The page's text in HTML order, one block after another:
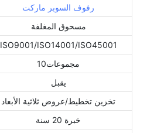
رفوف السوبر ماركت
مسحوق المغلفة
ISO9001/ISO14001/ISO45001
مجموعات10
يقبل
تخزين تخطيط/عروض ثلاثية الأبعاد
خبرة 20 سنة